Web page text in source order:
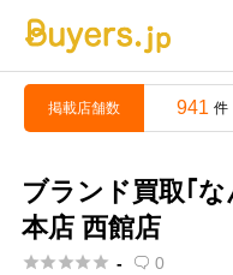
掲載店舗数 941 件
ブランド買取｢
本店 西館店
 -  0